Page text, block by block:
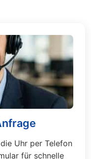
Uhr per Telefon
für schnelle